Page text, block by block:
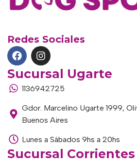
Redes Sociales
Sucursal Ugarte
1136942725
Gdor. Marcelino Ugarte 1999,
Buenos Aires
Lunes a Sábados 9hs a 20hs
Sucursal Corrientes